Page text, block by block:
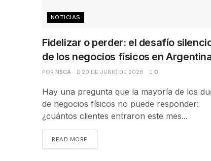
NOTICIAS
Fidelizar o perder: el desafío
de los negocios físicos en
POR NSCA 29 DE JUNIO DE 2026 0
Hay una pregunta que la mayoría de los
de negocios físicos no puede responder:
¿cuántos clientes entraron este mes...
READ MORE